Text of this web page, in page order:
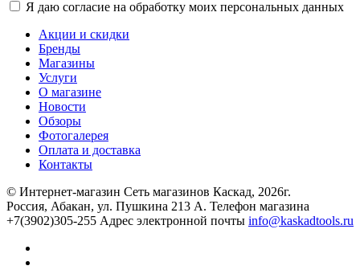
Я даю согласие на обработку моих персональных данных
Акции и скидки
Бренды
Магазины
Услуги
О магазине
Новости
Обзоры
Фотогалерея
Оплата и доставка
Контакты
© Интернет-магазин Сеть магазинов Каскад, 2026г.
Россия, Абакан, ул. Пушкина 213 А. Телефон магазина
+7(3902)305-255 Адрес электронной почты info@kaskadtools.ru